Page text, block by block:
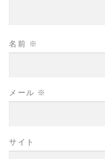
名前 ※
メール ※
サイト